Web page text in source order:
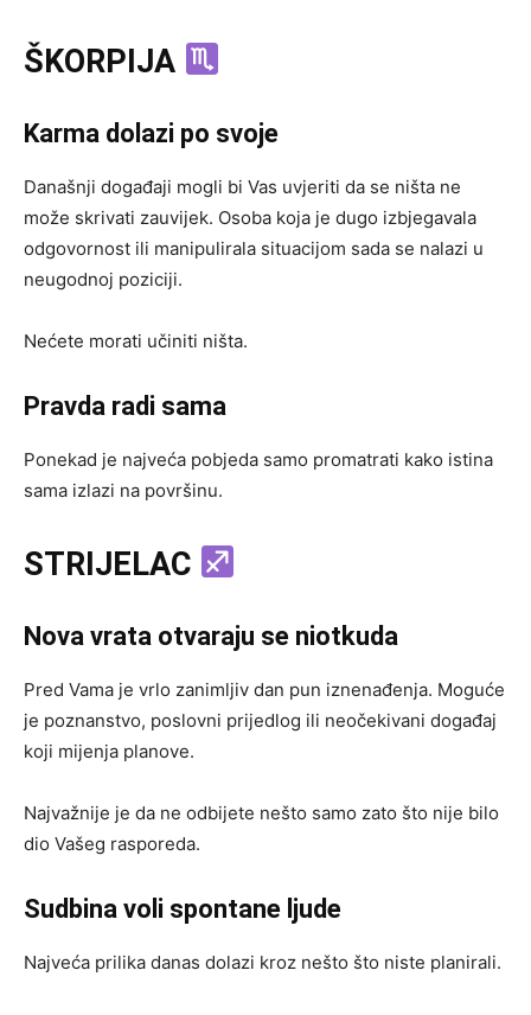
ŠKORPIJA
Karma dolazi po svoje
Današnji događaji mogli bi Vas uvjeriti da se ništa ne
može skrivati zauvijek. Osoba koja je dugo izbjegavala
odgovornost ili manipulirala situacijom sada se nalazi u
neugodnoj poziciji.
Nećete morati učiniti ništa.
Pravda radi sama
Ponekad je najveća pobjeda samo promatrati kako istina
sama izlazi na površinu.
STRIJELAC
Nova vrata otvaraju se niotkuda
Pred Vama je vrlo zanimljiv dan pun iznenađenja. Moguće
je poznanstvo, poslovni prijedlog ili neočekivani događaj
koji mijenja planove.
Najvažnije je da ne odbijete nešto samo zato što nije bilo
dio Vašeg rasporeda.
Sudbina voli spontane ljude
Najveća prilika danas dolazi kroz nešto što niste planirali.